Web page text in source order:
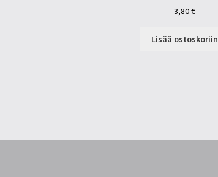
3,80€
Lisää ostoskoriin